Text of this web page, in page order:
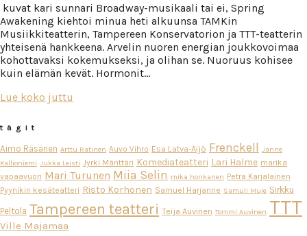
​kuvat kari sunnari Broadway-musikaali tai ei, Spring
Awakening kiehtoi minua heti alkuunsa TAMKin
Musiikkiteatterin, Tampereen Konservatorion ja TTT-teatterin
yhteisenä hankkeena. Arvelin nuoren energian joukkovoimaa
kohottavaksi kokemukseksi, ja olihan se. Nuoruus kohisee
kuin elämän kevät. Hormonit…
Lue koko juttu
tägit
Aimo Räsänen Arttu Ratinen Auvo Vihro Esa Latva-Äijö Frenckell Janne
Kallioniemi Jukka Leisti Jyrki Mänttäri Komediateatteri Lari Halme marika
vapaavuori Mari Turunen Miia Selin mika honkanen Petra Karjalainen
Pyynikin kesäteatteri Risto Korhonen Samuel Harjanne Samuli Muje Sirkku
Peltola Tampereen teatteri Teija Auvinen Tommi Auvinen TTT
Ville Majamaa